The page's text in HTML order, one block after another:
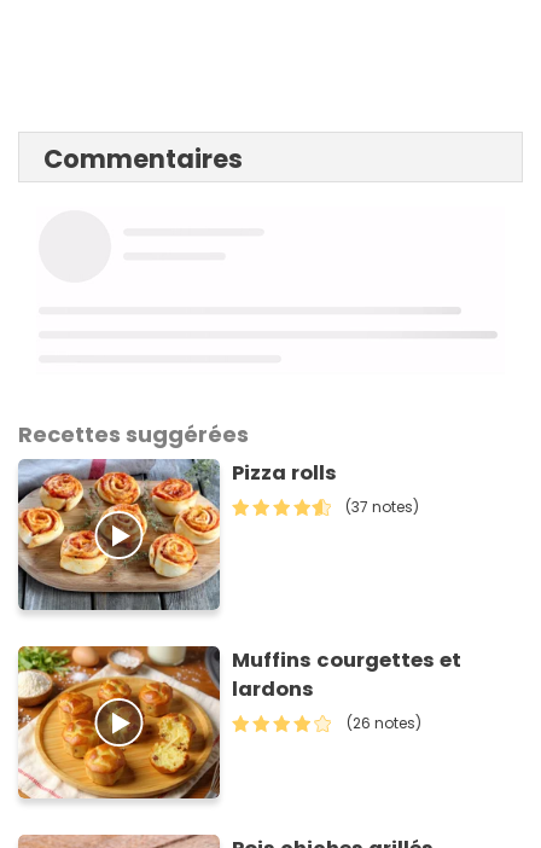
Commentaires
Recettes suggérées
Pizza rolls
(37 notes)
Muffins courgettes et
lardons
(26 notes)